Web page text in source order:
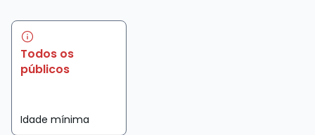
Todos os
públicos
Idade mínima